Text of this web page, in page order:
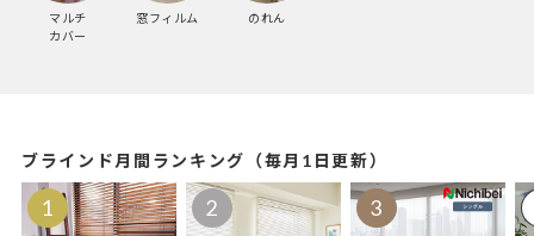
マルチ
カバー
窓フィルム のれん
ブラインド月間ランキング（毎月1日更新）